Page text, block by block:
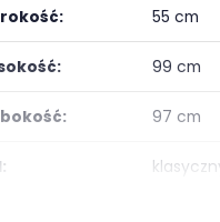
55 cm
99 cm
97 cm